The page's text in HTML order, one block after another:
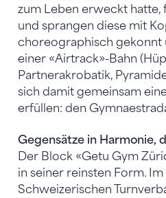
zum Leben erweckt hatte,
und sprangen diese mit
choreographisch gekonnt
einer «Airtrack»-Bahn
Partnerakrobatik,
sich damit gemeinsam
erfüllen: den
Gegensätze in Harmonie,
Der Block «Getu Gym
in seiner reinsten Form.
Schweizerischen